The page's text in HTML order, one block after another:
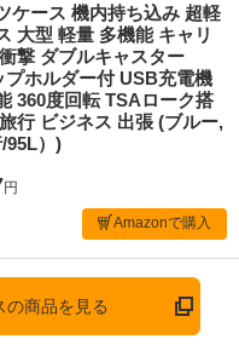
ケース 機内持ち込み 超軽
大型 軽量 多機能 キャリ
撃 ダブルキャスター
ホルダー付 USB充電機
360度回転 TSAローク搭
行 ビジネス 出張 (ブルー,
95L）)
円
Amazonで購入
の商品を見る